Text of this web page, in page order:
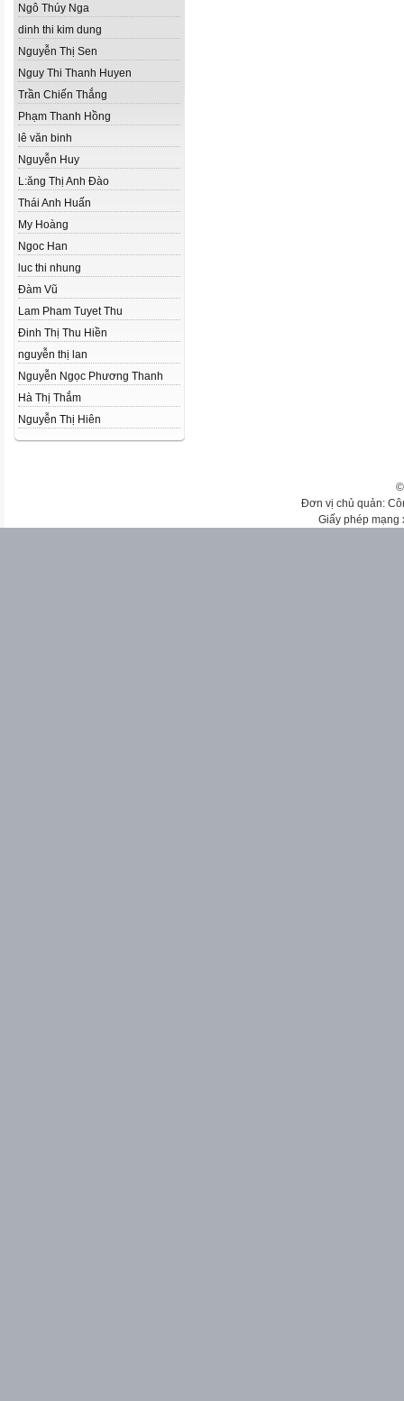
Ngô Thúy Nga
dinh thi kim dung
Nguyễn Thị Sen
Nguy Thi Thanh Huyen
Trần Chiến Thắng
Phạm Thanh Hồng
lê văn binh
Nguyễn Huy
L:ăng Thị Anh Đào
Thái Anh Huấn
My Hoàng
Ngoc Han
luc thi nhung
Đàm Vũ
Lam Pham Tuyet Thu
Đinh Thị Thu Hiền
nguyễn thị lan
Nguyễn Ngọc Phương Thanh
Hà Thị Thắm
Nguyễn Thị Hiên
Đơn vị chủ quản:
Giấy phép mạng